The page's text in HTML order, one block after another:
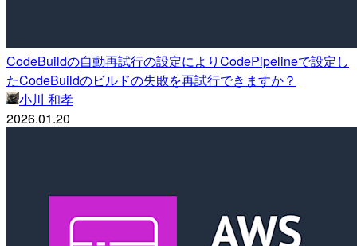
CodeBuildの自動再試行の設定によりCodePipelineで設定し
たCodeBuildのビルドの失敗を再試行できますか？
小川 和孝
2026.01.20